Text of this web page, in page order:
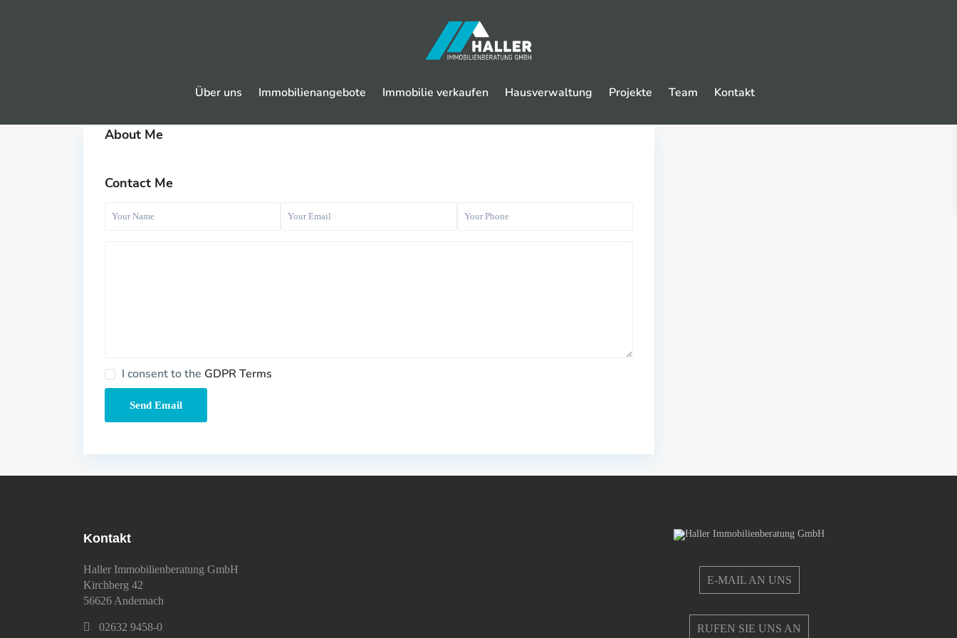
Über uns Immobilienangebote Immobilie verkaufen Hausverwaltung Projekte Team Kontakt
About Me
Contact Me
I consent to the GDPR Terms
Kontakt
Haller Immobilienberatung GmbH
Kirchberg 42
56626 Andernach
02632 9458-0
E-MAIL AN UNS
RUFEN SIE UNS AN